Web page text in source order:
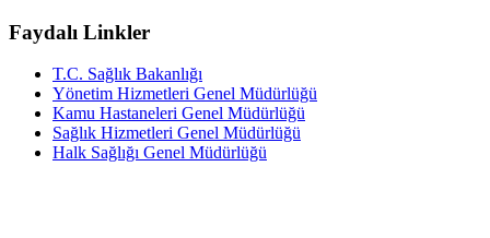
Faydalı Linkler
T.C. Sağlık Bakanlığı
Yönetim Hizmetleri Genel Müdürlüğü
Kamu Hastaneleri Genel Müdürlüğü
Sağlık Hizmetleri Genel Müdürlüğü
Halk Sağlığı Genel Müdürlüğü